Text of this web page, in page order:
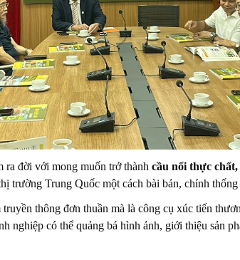
ra đời với mong muốn trở thành cầu nối thực
trường Trung Quốc một cách bài bản, chính
thông đơn thuần mà là công cụ xúc tiến
nghiệp có thể quảng bá hình ảnh, giới thiệu sản